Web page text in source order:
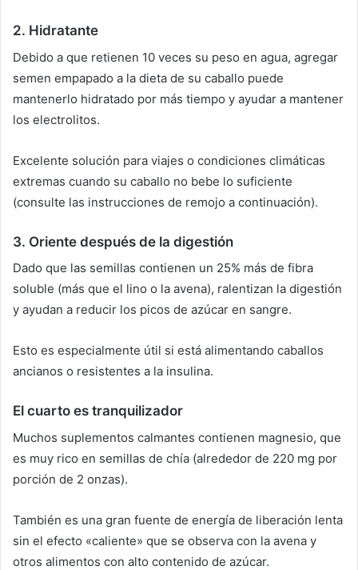
2. Hidratante
Debido a que retienen 10 veces su peso en agua, agregar
semen empapado a la dieta de su caballo puede
mantenerlo hidratado por más tiempo y ayudar a mantener
los electrolitos.
Excelente solución para viajes o condiciones climáticas
extremas cuando su caballo no bebe lo suficiente
(consulte las instrucciones de remojo a continuación).
3. Oriente después de la digestión
Dado que las semillas contienen un 25% más de fibra
soluble (más que el lino o la avena), ralentizan la digestión
y ayudan a reducir los picos de azúcar en sangre.
Esto es especialmente útil si está alimentando caballos
ancianos o resistentes a la insulina.
El cuarto es tranquilizador
Muchos suplementos calmantes contienen magnesio, que
es muy rico en semillas de chía (alrededor de 220 mg por
porción de 2 onzas).
También es una gran fuente de energía de liberación lenta
sin el efecto «caliente» que se observa con la avena y
otros alimentos con alto contenido de azúcar.